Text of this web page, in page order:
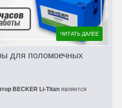
ЧИТАТЬ ДАЛЕЕ
для поломоечных
BECKER Li-Titan является